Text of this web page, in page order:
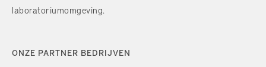
laboratoriumomgeving.
ONZE PARTNER BEDRIJVEN